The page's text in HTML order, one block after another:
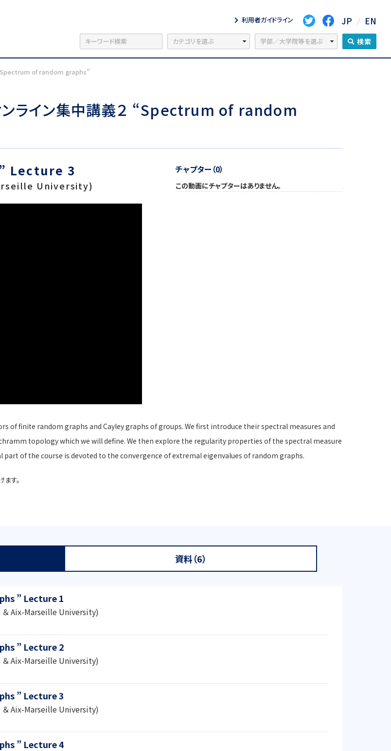
利用者ガイドライン JP EN
検索
“Spectrum of random graphs”
ンライン集中講義２ “Spectrum of random
Lecture 3
University)
チャプター（0）
この動画にチャプターはありません。
of finite random graphs and Cayley graphs of groups. We first introduce their spectral measures and
topology which we will define. We then explore the regularity properties of the spectral measure
of the course is devoted to the convergence of extremal eigenvalues of random graphs.
す。
資料（6）
” Lecture 1
＆ Aix-Marseille University)
” Lecture 2
＆ Aix-Marseille University)
” Lecture 3
＆ Aix-Marseille University)
” Lecture 4